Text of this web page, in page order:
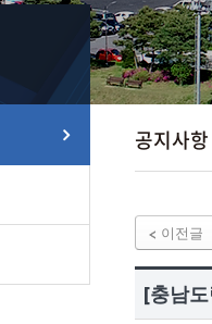
공지사항
이전글
[충남